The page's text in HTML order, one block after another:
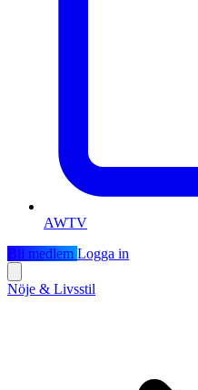
AWTV
Bli medlem Logga in
Nöje & Livsstil